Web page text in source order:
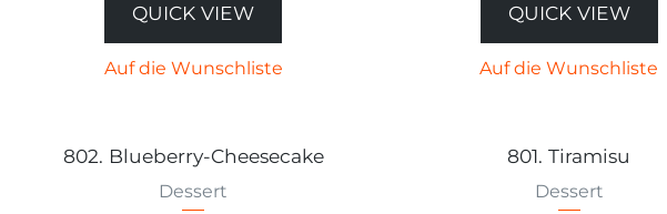
QUICK VIEW
Auf die Wunschliste
802. Blueberry-Cheesecake
Dessert
QUICK VIEW
Auf die Wunschliste
801. Tiramisu
Dessert